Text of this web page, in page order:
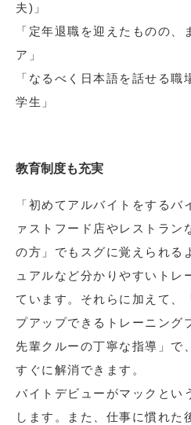
夫)」
「定年退職を迎えたものの、
ア」
「なるべく日本語を話せる職
学生」
教育制度も充実
「初めてアルバイトをするバ
ァストフード店やレストラン
の方」でもスグに覚えられる
ュアルなど分かりやすいトレ
ています。それらに加えて、
プアップできるトレーニング
先輩クルーの丁寧な指導」で
すぐに解消できます。
バイトデビューがマックとい
します。また、仕事に慣れた